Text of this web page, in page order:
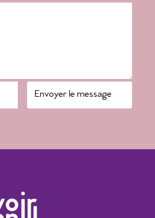
Envoyer le message